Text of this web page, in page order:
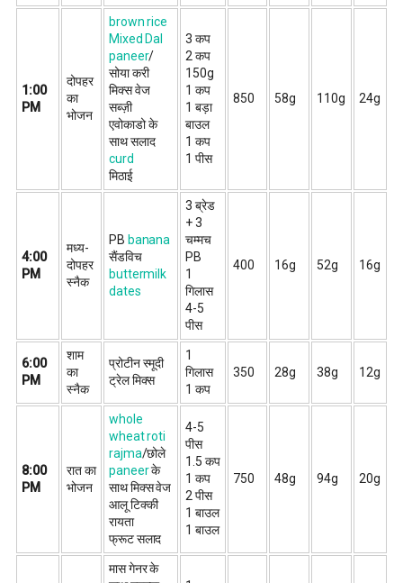
1:00
PM
दोपहर
का
भोजन
brown rice
Mixed Dal
paneer/
सोया करी
मिक्स वेज
सब्ज़ी
एवोकाडो के
साथ सलाद
curd
मिठाई
3 कप
2 कप
150g
1 कप
1 बड़ा
बाउल
1 कप
1 पीस
850 58g 110g 24g
4:00
PM
मध्य-
दोपहर
स्नैक
PB banana
सैंडविच
buttermilk
dates
3 ब्रेड
+ 3
चम्मच
PB
1
गिलास
4-5
पीस
400 16g 52g 16g
6:00
PM
शाम
का
स्नैक
प्रोटीन स्मूदी
ट्रेल मिक्स
1
गिलास
1 कप
350 28g 38g 12g
8:00
PM
रात का
भोजन
whole
wheat roti
rajma/छोले
paneerके
साथ मिक्स वेज
आलू टिक्की
रायता
फ्रूट सलाद
4-5
पीस
1.5 कप
1 कप
2 पीस
1 बाउल
1 बाउल
750 48g 94g 20g
मास गेनर के